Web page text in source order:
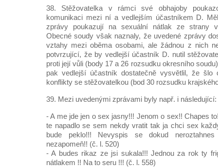
38. Stěžovatelka v rámci své obhajoby
komunikaci mezi ní a vedlejším účastníkem D.
zprávy poukazují na sexuální nátlak ze strany
Obecné soudy však naznaly, že uvedené zprávy
vztahy mezi oběma osobami, ale žádnou z nich
potvrzující, že by vedlejší účastník D. nutil
proti její vůli (body 17 a 26 rozsudku okresního
pak vedlejší účastník dostatečně vysvětlil, že šlo
konflikty se stěžovatelkou (bod 30 rozsudku
39. Mezi uvedenými zprávami byly např. i následující:
- A me jde jen o sex jasny!!! Jenom o sex!! Chapes
te napadlo se sem nekdy vratit tak ja chci sex
bude peklo!!! Nevyspis se dokud
nezapomeň!! (č. l. 520)
- A budes rikaz ze jsi sukala!!! Jednou za rok ty
nátlakem !! Na to seru !!! (č. l. 558)